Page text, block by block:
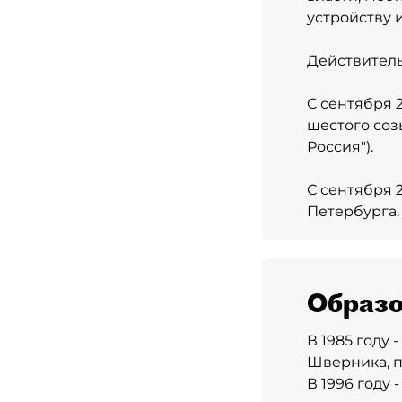
устройству
С сентября
шестого
Россия").
С сентября
В 1985
Шверника,
В 1996 году